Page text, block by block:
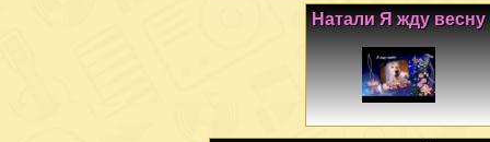
Натали Я жду весну